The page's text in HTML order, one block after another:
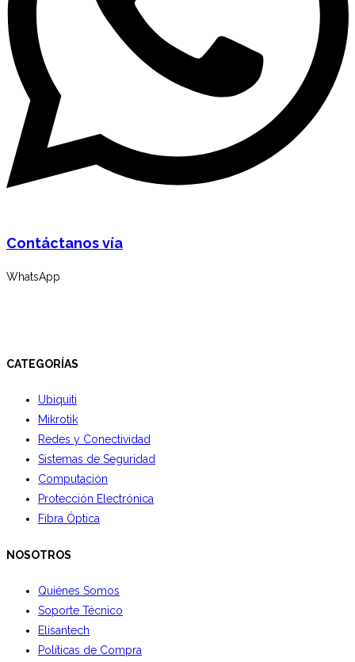
Contáctanos vía
WhatsApp
CATEGORÍAS
Ubiquiti
Mikrotik
Redes y Conectividad
Sistemas de Seguridad
Computación
Protección Electrónica
Fibra Óptica
NOSOTROS
Quiénes Somos
Soporte Técnico
Elisantech
Políticas de Compra